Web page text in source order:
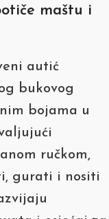
maštu i
autić
bukovog
bojama u
ručkom,
gurati i nositi